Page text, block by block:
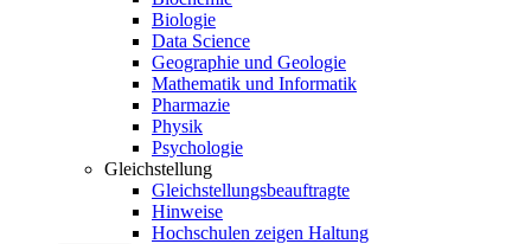
Biologie
Data Science
Geographie und Geologie
Mathematik und Informatik
Pharmazie
Physik
Psychologie
Gleichstellung
Gleichstellungsbeauftragte
Hinweise
Hochschulen zeigen Haltung